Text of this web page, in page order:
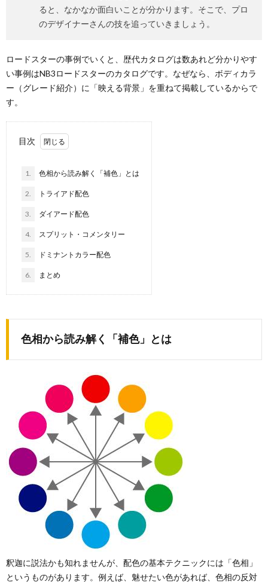
ると、なかなか面白いことが分かります。そこで、プロ
のデザイナーさんの技を追っていきましょう。
ロードスターの事例でいくと、歴代カタログは数あれど分かりやす
い事例はNB3ロードスターのカタログです。なぜなら、ボディカラ
ー（グレード紹介）に「映える背景」を重ねて掲載しているからで
す。
目次
1. 色相から読み解く「補色」とは
2. トライアド配色
3. ダイアード配色
4. スプリット・コメンタリー
5. ドミナントカラー配色
6. まとめ
色相から読み解く「補色」とは
釈迦に説法かも知れませんが、配色の基本テクニックには「色相」
というものがあります。例えば、魅せたい色があれば、色相の反対